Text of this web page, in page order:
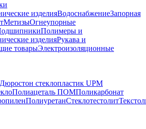
изделияВодоснабжениеЗапорная
МетизыОгнеупорные
Полимеры и
изделияРукава и
товарыЭлектроизоляционные
Дюростон стеклопластик UPM
Полиацеталь ПОМПоликарбонат
ПолиуретанСтеклотестолит